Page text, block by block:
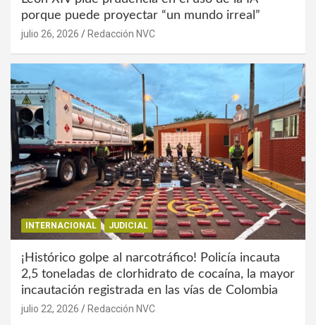
porque puede proyectar “un mundo irreal”
julio 26, 2026 Redacción NVC
INTERNACIONAL JUDICIAL
¡Histórico golpe al narcotráfico! Policía incauta
2,5 toneladas de clorhidrato de cocaína, la mayor
incautación registrada en las vías de Colombia
julio 22, 2026 Redacción NVC